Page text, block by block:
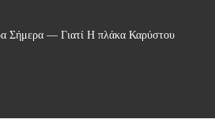
Σήμερα — Γιατί Η πλάκα Καρύστου